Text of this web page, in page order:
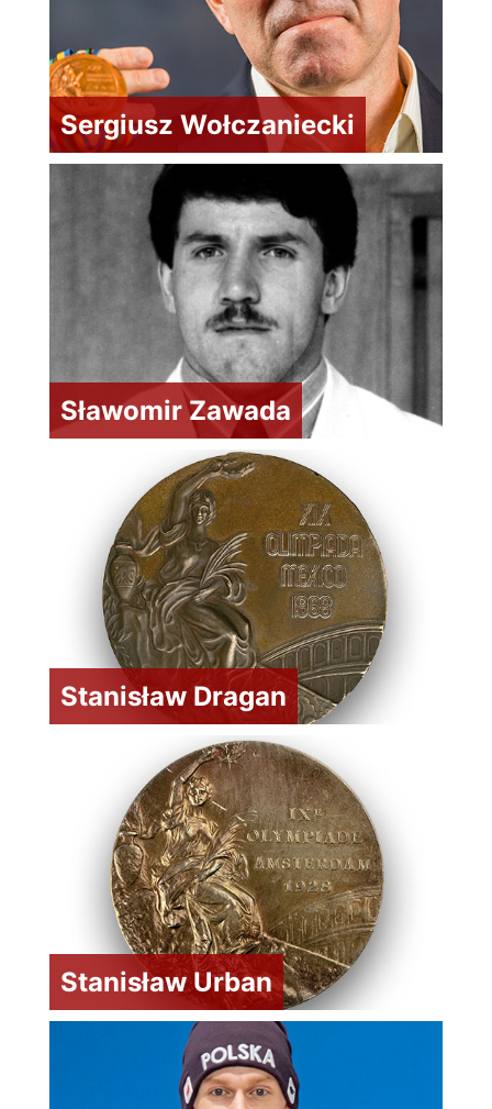
Sergiusz Wołczaniecki
Sławomir Zawada
Stanisław Dragan
Stanisław Urban